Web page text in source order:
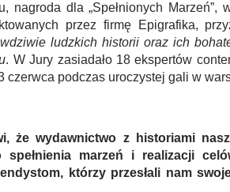
nagroda dla „Spełnionych
przez firmę Epigrafika,
ludzkich historii oraz ich
. W Jury zasiadało 18 ekspertów
czerwca podczas uroczystej gali w
że wydawnictwo z historiami
marzeń i realizacji
którzy przesłali nam